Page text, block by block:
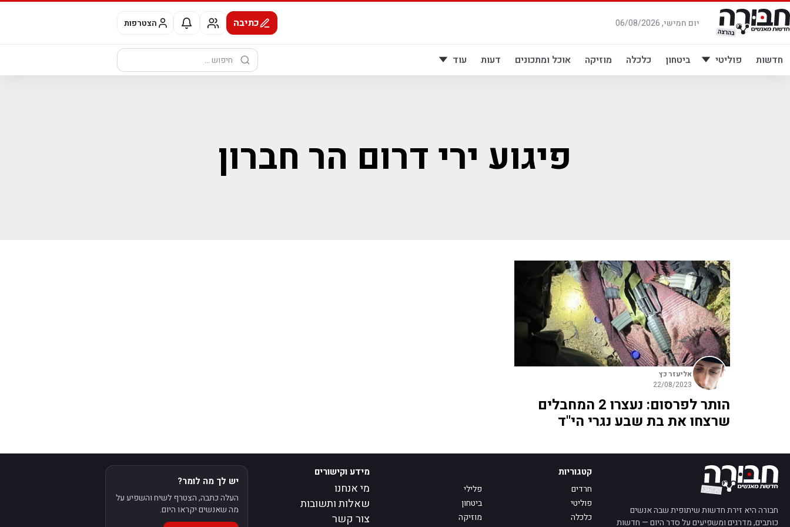
דלג
לתוכן
יום חמישי, 06/08/2026 כתיבה הצטרפות
חדשות פוליטי ביטחון כלכלה מוזיקה אוכל ומתכונים דעות עוד
חיפוש:
פיגוע ירי דרום הר חברון
אליעזר כץ
22/08/2023
הותר לפרסום: נעצרו 2 המחבלים
שרצחו את בת שבע נגרי הי"ד
חבורה היא זירת חדשות שיתופית שבה אנשים
כותבים, מדרגים ומשפיעים על סדר היום — חדשות
קטגוריות
חרדים
פלילי
פוליטי
ביטחון
כלכלה
מוזיקה
מידע וקישורים
מי אנחנו
שאלות ותשובות
צור קשר
יש לך מה לומר?
העלה כתבה, הצטרף לשיח והשפיע על
מה שאנשים יקראו היום.